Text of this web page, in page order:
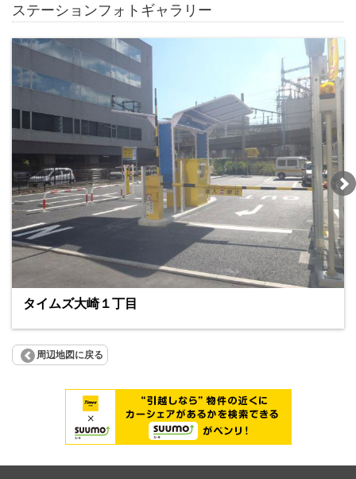
ステーションフォトギャラリー
タイムズ大崎１丁目
周辺地図に戻る